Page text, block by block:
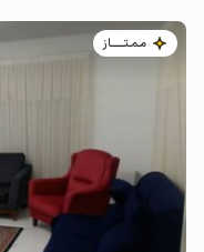
مـمـتــــــاز